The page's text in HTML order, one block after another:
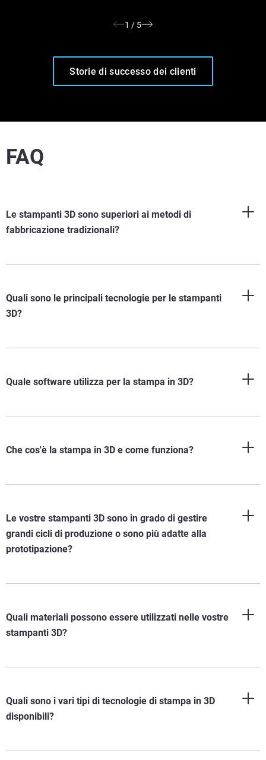
1 / 5
Storie di successo dei clienti
FAQ
Le stampanti 3D sono superiori ai metodi di
fabbricazione tradizionali?
Quali sono le principali tecnologie per le stampanti
3D?
Quale software utilizza per la stampa in 3D?
Che cos'è la stampa in 3D e come funziona?
Le vostre stampanti 3D sono in grado di gestire
grandi cicli di produzione o sono più adatte alla
prototipazione?
Quali materiali possono essere utilizzati nelle vostre
stampanti 3D?
Quali sono i vari tipi di tecnologie di stampa in 3D
disponibili?